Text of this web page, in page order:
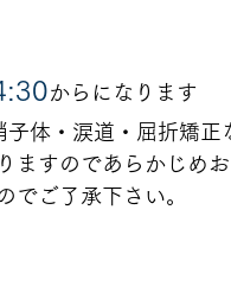
からになります
体・涙道・屈折矯
ますのであらかじめ
でご了承下さい。